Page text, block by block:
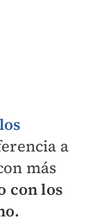
a
más
con los